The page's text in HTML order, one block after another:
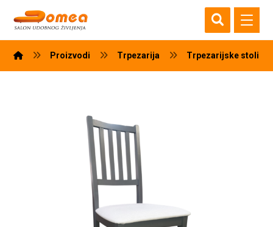
Proizvodi Trpezarija Trpezarijske stolice